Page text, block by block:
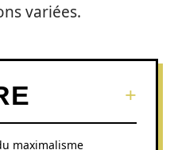
variées.
maximalisme